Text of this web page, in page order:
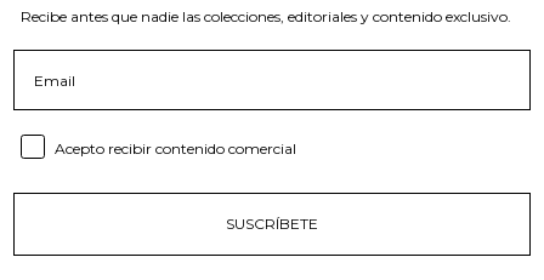
Recibe antes que nadie las colecciones, editoriales y contenido exclusivo.
Consent email
Acepto recibir contenido comercial
SUSCRÍBETE